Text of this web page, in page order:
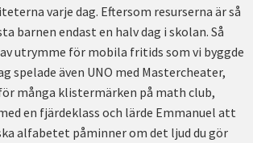
varje dag. Eftersom resurserna är så
barnen endast en halv dag i skolan. Så
utrymme för mobila fritids som vi byggde
spelade även UNO med Mastercheater,
många klistermärken på math club,
en fjärdeklass och lärde Emmanuel att
alfabetet påminner om det ljud du gör